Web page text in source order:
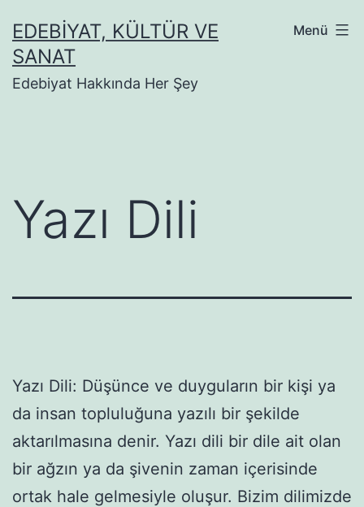
geçEDEBIYAT, KÜLTÜR VE
SANAT
Edebiyat Hakkında Her Şey
Menü
Yazı Dili
Yazı Dili: Düşünce ve duyguların bir kişi ya
da insan topluluğuna yazılı bir şekilde
aktarılmasına denir. Yazı dili bir dile ait olan
bir ağzın ya da şivenin zaman içerisinde
ortak hale gelmesiyle oluşur. Bizim dilimizde